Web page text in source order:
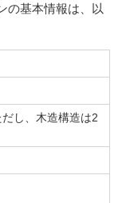
の基本情報は、以
し、木造構造は2